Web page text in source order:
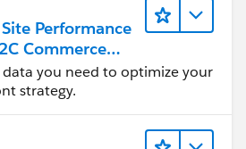
Site Performance
Commerce
& Dashboards
you need to optimize your
strategy.